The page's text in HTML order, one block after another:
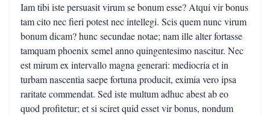
Iam tibi iste persuasit virum se bonum esse? Atqui vir bonus
tam cito nec fieri potest nec intellegi. Scis quem nunc virum
bonum dicam? hunc secundae notae; nam ille alter fortasse
tamquam phoenix semel anno quingentesimo nascitur. Nec
est mirum ex intervallo magna generari: mediocria et in
turbam nascentia saepe fortuna producit, eximia vero ipsa
raritate commendat. Sed iste multum adhuc abest ab eo
quod profitetur; et si sciret quid esset vir bonus, nondum